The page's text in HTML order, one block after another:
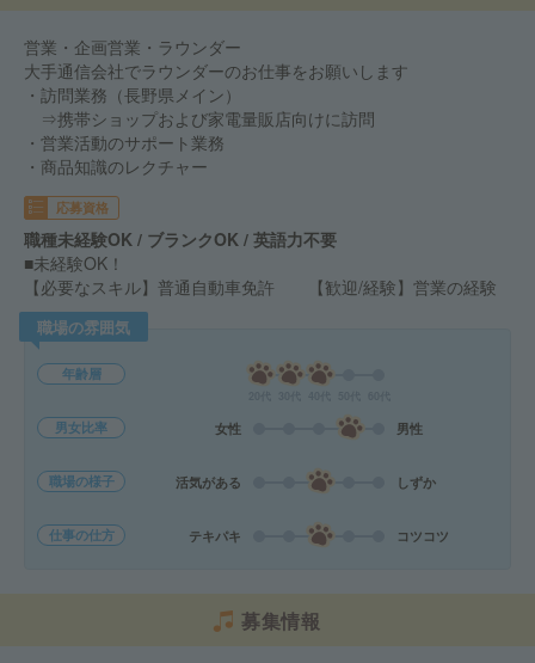
営業・企画営業・ラウンダー
大手通信会社でラウンダーのお仕事をお願いします
・訪問業務（長野県メイン）
⇒携帯ショップおよび家電量販店向けに訪問
・営業活動のサポート業務
・商品知識のレクチャー
応募資格
職種未経験OK / ブランクOK / 英語力不要
■未経験OK！
【必要なスキル】普通自動車免許 【歓迎/経験】営業の経験
職場の雰囲気
年齢層
男女比率 女性 男性
職場の様子 活気がある しずか
仕事の仕方 テキパキ コツコツ
募集情報